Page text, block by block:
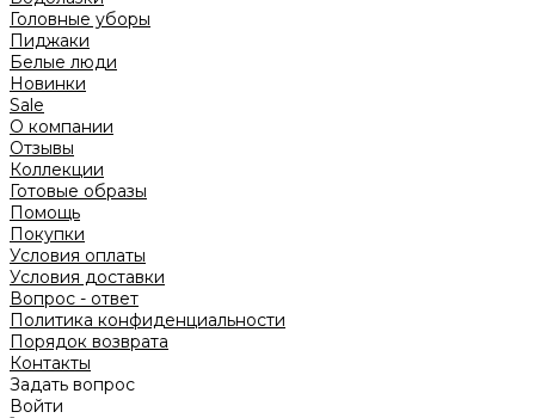
Головные уборы
Пиджаки
Белые люди
Новинки
Sale
О компании
Отзывы
Коллекции
Готовые образы
Помощь
Покупки
Условия оплаты
Условия доставки
Вопрос - ответ
Политика конфиденциальности
Порядок возврата
Контакты
Задать вопрос
Войти